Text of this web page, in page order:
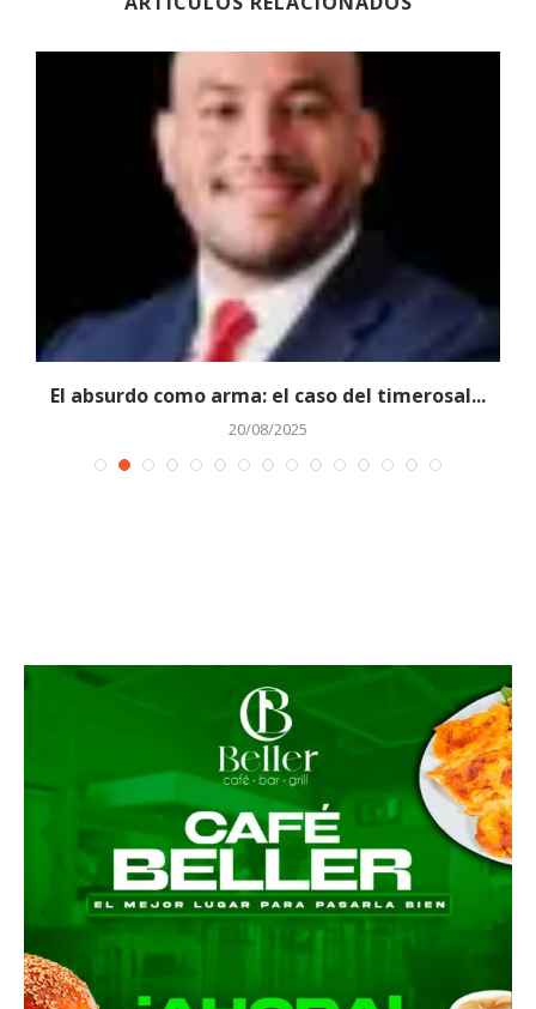
El absurdo como arma: el caso del timerosal...
20/08/2025